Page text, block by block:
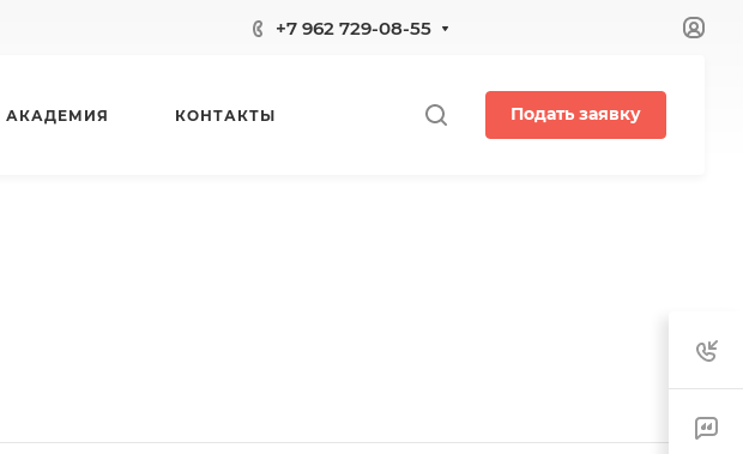
+7 962 729-08-55
АКАДЕМИЯ КОНТАКТЫ Подать заявку